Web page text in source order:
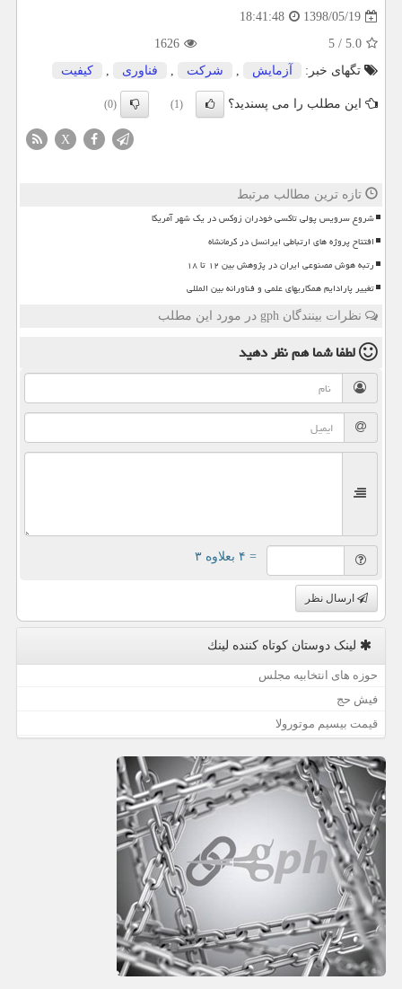
1398/05/19
18:41:48
5.0
/
5
1626
تگهای خبر:
آزمایش , شركت , فناوری , كیفیت
این مطلب را می پسندید؟ (1)
(0)
X
تازه ترین مطالب مرتبط
شروع سرویس پولی تاکسی خودران زوکس در یک شهر آمریکا
افتتاح پروژه های ارتباطی ایرانسل در کرمانشاه
رتبه هوش مصنوعی ایران در پژوهش بین ۱۲ تا ۱۸
تغییر پارادایم همکاریهای علمی و فناورانه بین المللی
نظرات بینندگان gph در مورد این مطلب
لطفا شما همنظر دهید
= ۴ بعلاوه ۳
ارسال نظر
لینک دوستان كوتاه كننده لینك
حوزه های انتخابیه مجلس
فیش حج
قیمت بیسیم موتورولا